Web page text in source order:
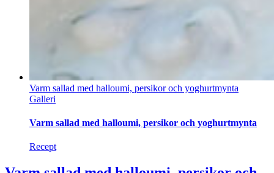
Varm sallad med halloumi, persikor och yoghurtmynta
Galleri
Varm sallad med halloumi, persikor och yoghurtmynta
Recept